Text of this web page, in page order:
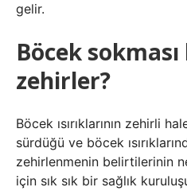
gelir.
Böcek
zehirler?
Böcek ısırıklarının zehirli
sürdüğü ve böcek
zehirlenmenin belirtilerinin
için sık sık bir sağlık